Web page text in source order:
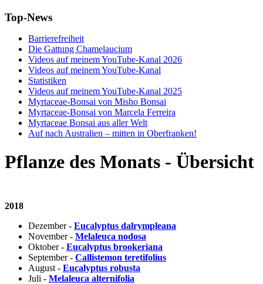
Top-News
Barrierefreiheit
Die Gattung Chamelaucium
Videos auf meinem YouTube-Kanal 2026
Videos auf meinem YouTube-Kanal
Statistiken
Videos auf meinem YouTube-Kanal 2025
Myrtaceae-Bonsai von Misho Bonsai
Myrtaceae-Bonsai von Marcela Ferreira
Myrtaceae Bonsai aus aller Welt
Auf nach Australien – mitten in Oberfranken!
Pflanze des Monats - Übersicht
2018
Dezember - Eucalyptus dalrympleana
November - Melaleuca nodosa
Oktober - Eucalyptus brookeriana
September - Callistemon teretifolius
August - Eucalyptus robusta
Juli - Melaleuca alternifolia